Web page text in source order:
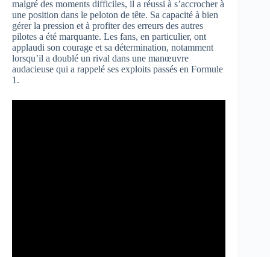
malgré des moments difficiles, il a réussi à s’accrocher à
une position dans le peloton de tête. Sa capacité à bien
gérer la pression et à profiter des erreurs des autres
pilotes a été marquante. Les fans, en particulier, ont
applaudi son courage et sa détermination, notamment
lorsqu’il a doublé un rival dans une manœuvre
audacieuse qui a rappelé ses exploits passés en Formule
1.